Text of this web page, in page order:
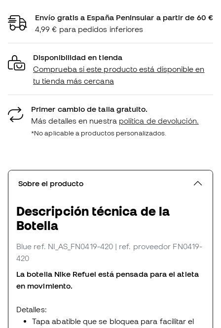
Envío gratis a España Peninsular a partir de 60 €
4,99 € para pedidos inferiores
Disponibilidad en tienda
Comprueba si este producto está disponible en
tu tienda más cercana
Primer cambio de talla gratuito.
Más detalles en nuestra política de devolución.
*No aplicable a productos personalizados.
Sobre el producto
Descripción técnica de la
Botella
Blue ref. NI_AS_FN0419-420 | ref. proveedor FN0419-
420
La botella Nike Refuel está pensada para el atleta
en movimiento.
Detalles:
Tapa abatible que se bloquea para facilitar el